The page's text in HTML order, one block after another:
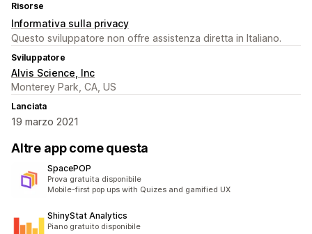
Risorse
Informativa sulla privacy
Questo sviluppatore non offre assistenza diretta in Italiano.
Sviluppatore
Alvis Science, Inc
Monterey Park, CA, US
Lanciata
19 marzo 2021
Altre app come questa
SpacePOP
Prova gratuita disponibile
Mobile-first pop ups with Quizes and gamified UX
ShinyStat Analytics
Piano gratuito disponibile